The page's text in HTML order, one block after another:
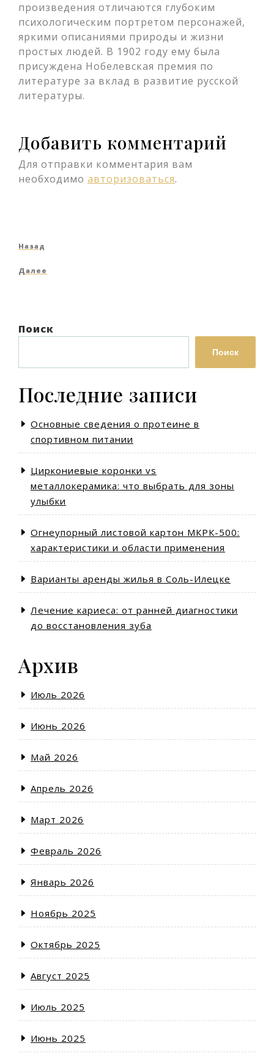
произведения отличаются глубоким
психологическим портретом персонажей,
яркими описаниями природы и жизни
простых людей. В 1902 году ему была
присуждена Нобелевская премия по
литературе за вклад в развитие русской
литературы.
Добавить комментарий
Для отправки комментария вам
необходимо авторизоваться.
Навигация
по
Предыдущая
Назад
Следующая
Далее
Поиск
Поиск
Последние записи
Основные сведения о протеине в
спортивном питании
Циркониевые коронки vs
металлокерамика: что выбрать для зоны
улыбки
Огнеупорный листовой картон МКРК-500:
характеристики и области применения
Варианты аренды жилья в Соль-Илецке
Лечение кариеса: от ранней диагностики
до восстановления зуба
Архив
Июль 2026
Июнь 2026
Май 2026
Апрель 2026
Март 2026
Февраль 2026
Январь 2026
Ноябрь 2025
Октябрь 2025
Август 2025
Июль 2025
Июнь 2025